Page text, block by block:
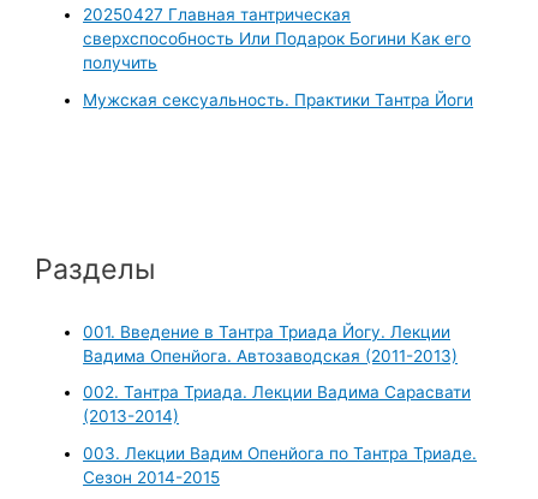
20250427 Главная тантрическая
сверхспособность Или Подарок Богини Как его
получить
Мужская сексуальность. Практики Тантра Йоги
Разделы
001. Введение в Тантра Триада Йогу. Лекции
Вадима Опенйога. Автозаводская (2011-2013)
002. Тантра Триада. Лекции Вадима Сарасвати
(2013-2014)
003. Лекции Вадим Опенйога по Тантра Триаде.
Сезон 2014-2015